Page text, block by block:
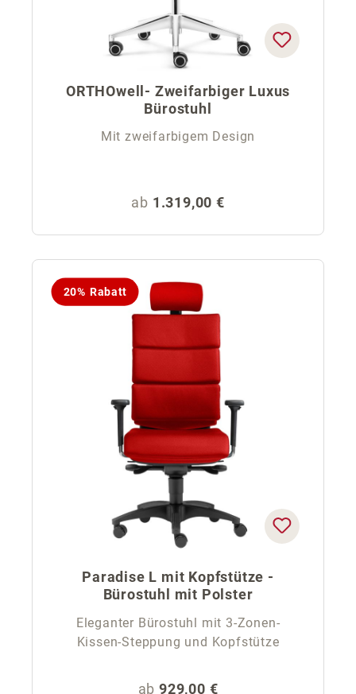
ORTHOwell- Zweifarbiger Luxus
Bürostuhl
Mit zweifarbigem Design
Regulärer Preis:
ab 1.319,00 €
20% Rabatt
Paradise L mit Kopfstütze -
Bürostuhl mit Polster
Eleganter Bürostuhl mit 3-Zonen-
Kissen-Steppung und Kopfstütze
Regulärer Preis:
ab 929,00 €